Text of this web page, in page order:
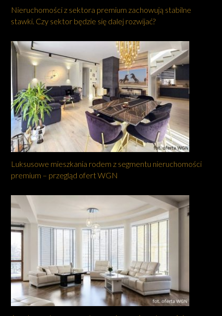
Nieruchomości z sektora premium zachowują stabilne
stawki. Czy sektor będzie się dalej rozwijać?
Luksusowe mieszkania rodem z segmentu nieruchomości
premium – przegląd ofert WGN